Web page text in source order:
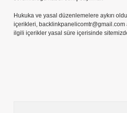
Hukuka ve yasal düzenlemelere aykırı
içerikleri, backlinkpanelicomtr@gmail.com
ilgili içerikler yasal süre içerisinde